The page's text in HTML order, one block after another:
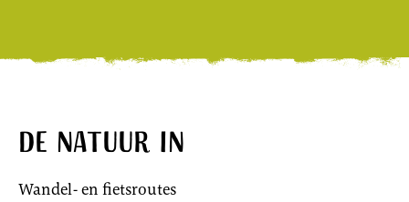
De natuur in
Wandel- en fietsroutes